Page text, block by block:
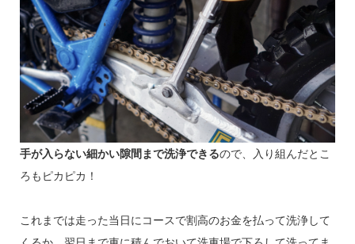
手が入らない細かい隙間まで洗浄できるので、入り組んだとこ
ろもピカピカ！
これまでは走った当日にコースで割高のお金を払って洗浄して